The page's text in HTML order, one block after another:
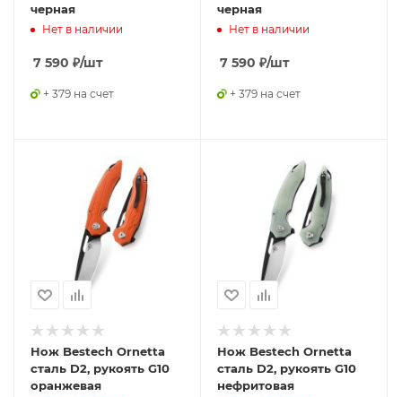
черная
Нет в наличии
7 590 ₽/шт
+ 379 на счет
черная
Нет в наличии
7 590 ₽/шт
+ 379 на счет
Нож Bestech Ornetta
сталь D2, рукоять G10
оранжевая
Нож Bestech Ornetta
сталь D2, рукоять G10
нефритовая